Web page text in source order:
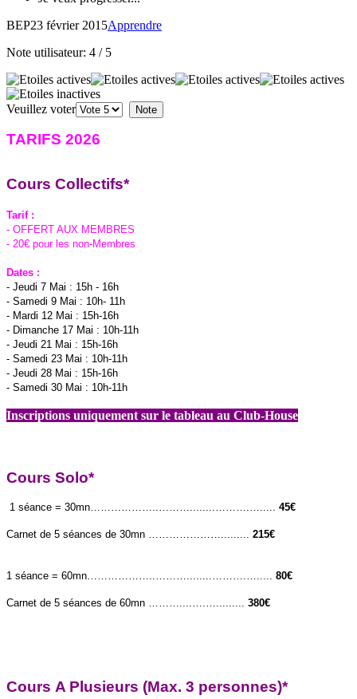
BEP23 février 2015Apprendre
Note utilisateur: 4 / 5
Veuillez voter
TARIFS 2026
Cours Collectifs*
Tarif :
- OFFERT AUX MEMBRES
- 20€ pour les non-Membres
Dates :
- Jeudi 7 Mai : 15h - 16h
- Samedi 9 Mai : 10h- 11h
- Mardi 12 Mai : 15h-16h
- Dimanche 17 Mai : 10h-11h
- Jeudi 21 Mai : 15h-16h
- Samedi 23 Mai : 10h-11h
- Jeudi 28 Mai : 15h-16h
- Samedi 30 Mai : 10h-11h
Inscriptions uniquement sur le tableau au Club-House
Cours Solo*
1 séance = 30mn………………..………........……….…..... 45€
Carnet de 5 séances de 30mn …………………......... 215€
1 séance = 60mn………………..………........……….…..... 80€
Carnet de 5 séances de 60mn ………....….…......... 380€
Cours A P lusieurs (Max. 3 personnes)*